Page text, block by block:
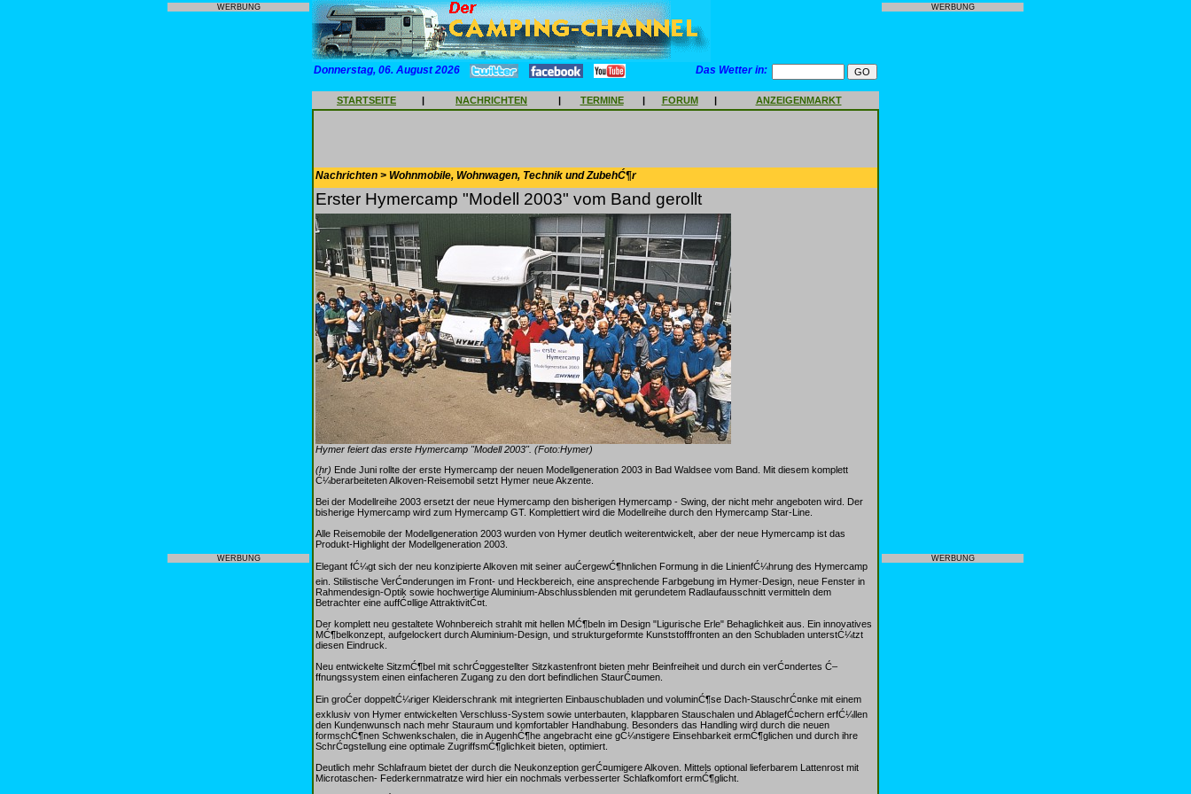
WERBUNG
WERBUNG
Donnerstag, 06. August 2026 Das Wetter in:
STARTSEITE | NACHRICHTEN | TERMINE | FORUM | ANZEIGENMARKT
Nachrichten > Wohnmobile, Wohnwagen, Technik und ZubehĆ¶r
Erster Hymercamp "Modell 2003" vom Band gerollt
Hymer feiert das erste Hymercamp "Modell 2003". (Foto:Hymer)
(hr) Ende Juni rollte der erste Hymercamp der neuen Modellgeneration 2003 in Bad Waldsee vom Band. Mit diesem komplett
Ć¼berarbeiteten Alkoven-Reisemobil setzt Hymer neue Akzente.
Bei der Modellreihe 2003 ersetzt der neue Hymercamp den bisherigen Hymercamp - Swing, der nicht mehr angeboten wird. Der
bisherige Hymercamp wird zum Hymercamp GT. Komplettiert wird die Modellreihe durch den Hymercamp Star-Line.
Alle Reisemobile der Modellgeneration 2003 wurden von Hymer deutlich weiterentwickelt, aber der neue Hymercamp ist das
Produkt-Highlight der Modellgeneration 2003.
Elegant fĆ¼gt sich der neu konzipierte Alkoven mit seiner auĆergewĆ¶hnlichen Formung in die LinienfĆ¼hrung des Hymercamp
ein. Stilistische VerĆ¤nderungen im Front- und Heckbereich, eine ansprechende Farbgebung im Hymer-Design, neue Fenster in
Rahmendesign-Optik sowie hochwertige Aluminium-Abschlussblenden mit gerundetem Radlaufausschnitt vermitteln dem
Betrachter eine auffĆ¤llige AttraktivitĆ¤t.
Der komplett neu gestaltete Wohnbereich strahlt mit hellen MĆ¶beln im Design "Ligurische Erle" Behaglichkeit aus. Ein innovatives
MĆ¶belkonzept, aufgelockert durch Aluminium-Design, und strukturgeformte Kunststofffronten an den Schubladen unterstĆ¼tzt
diesen Eindruck.
Neu entwickelte SitzmĆ¶bel mit schrĆ¤ggestellter Sitzkastenfront bieten mehr Beinfreiheit und durch ein verĆ¤ndertes Ć–
ffnungssystem einen einfacheren Zugang zu den dort befindlichen StaurĆ¤umen.
Ein groĆer doppeltĆ¼riger Kleiderschrank mit integrierten Einbauschubladen und voluminĆ¶se Dach-StauschrĆ¤nke mit einem
exklusiv von Hymer entwickelten Verschluss-System sowie unterbauten, klappbaren Stauschalen und AblagefĆ¤chern erfĆ¼llen
den Kundenwunsch nach mehr Stauraum und komfortabler Handhabung. Besonders das Handling wird durch die neuen
formschĆ¶nen Schwenkschalen, die in AugenhĆ¶he angebracht eine gĆ¼nstigere Einsehbarkeit ermĆ¶glichen und durch ihre
SchrĆ¤gstellung eine optimale ZugriffsmĆ¶glichkeit bieten, optimiert.
Deutlich mehr Schlafraum bietet der durch die Neukonzeption gerĆ¤umigere Alkoven. Mittels optional lieferbarem Lattenrost mit
Microtaschen- Federkernmatratze wird hier ein nochmals verbesserter Schlafkomfort ermĆ¶glicht.
WERBUNG
WERBUNG